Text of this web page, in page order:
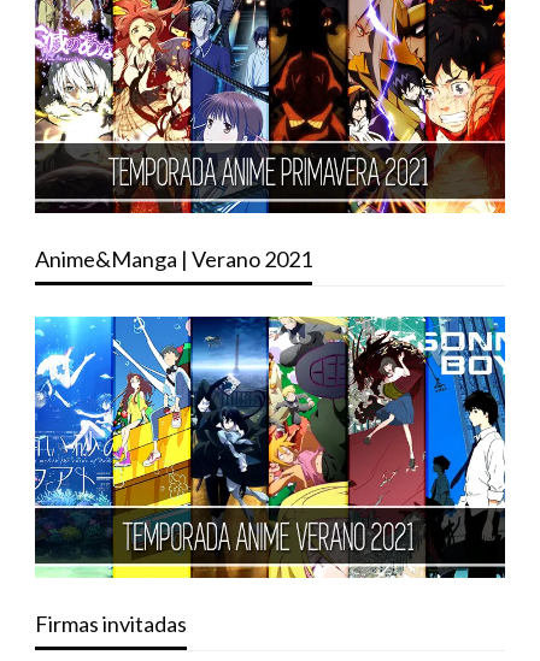
Anime&Manga | Verano 2021
Firmas invitadas